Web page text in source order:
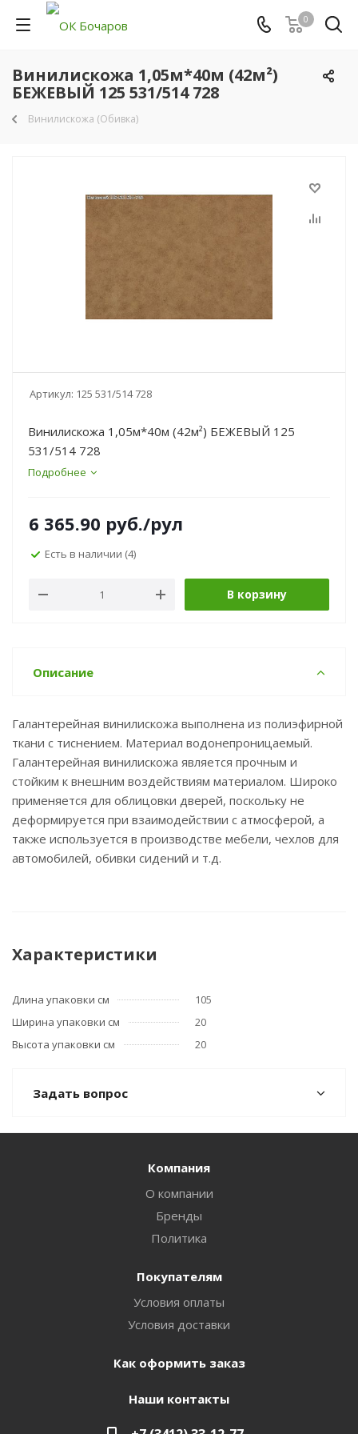
0
Винилискожа 1,05м*40м (42м²)
БЕЖЕВЫЙ 125 531/514 728
Винилискожа (Обивка)
Артикул: 125 531/514 728
Винилискожа 1,05м*40м (42м²) БЕЖЕВЫЙ 125
531/514 728
Подробнее
6 365.90 руб./рул
Есть в наличии (4)
В корзину
Описание
Галантерейная винилискожа выполнена из полиэфирной
ткани с тиснением. Материал водонепроницаемый.
Галантерейная винилискожа является прочным и
стойким к внешним воздействиям материалом. Широко
применяется для облицовки дверей, поскольку не
деформируется при взаимодействии с атмосферой, а
также используется в производстве мебели, чехлов для
автомобилей, обивки сидений и т.д.
Характеристики
Длина упаковки см
105
Ширина упаковки см
20
Высота упаковки см
20
Задать вопрос
Компания
О компании
Бренды
Политика
Покупателям
Условия оплаты
Условия доставки
Как оформить заказ
Наши контакты